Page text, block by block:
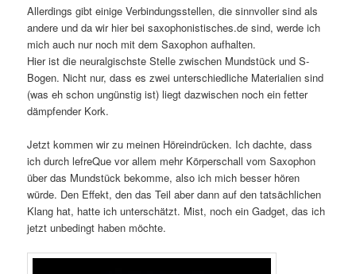
Allerdings gibt einige Verbindungsstellen, die sinnvoller sind als
andere und da wir hier bei saxophonistisches.de sind, werde ich
mich auch nur noch mit dem Saxophon aufhalten.
Hier ist die neuralgischste Stelle zwischen Mundstück und S-
Bogen. Nicht nur, dass es zwei unterschiedliche Materialien sind
(was eh schon ungünstig ist) liegt dazwischen noch ein fetter
dämpfender Kork.
Jetzt kommen wir zu meinen Höreindrücken. Ich dachte, dass
ich durch lefreQue vor allem mehr Körperschall vom Saxophon
über das Mundstück bekomme, also ich mich besser hören
würde. Den Effekt, den das Teil aber dann auf den tatsächlichen
Klang hat, hatte ich unterschätzt. Mist, noch ein Gadget, das ich
jetzt unbedingt haben möchte.